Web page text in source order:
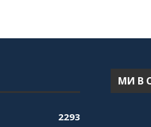
2293
МИ В